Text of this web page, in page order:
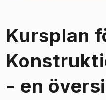
Kursplan
- en